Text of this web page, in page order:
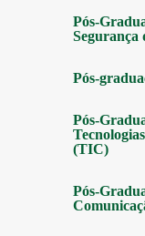
Pós-
Segurança
Pós-
Pós-
(TIC)
Pós-